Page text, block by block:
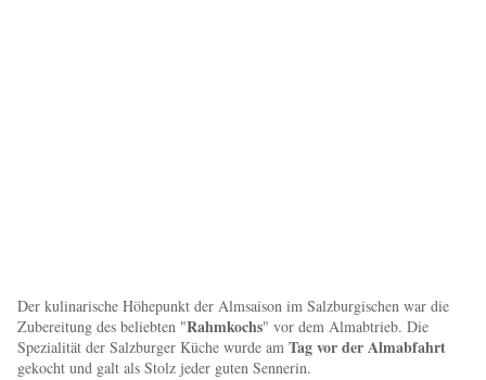
Der kulinarische Höhepunkt der Almsaison im Salzburgischen war die
Zubereitung des beliebten "Rahmkochs" vor dem Almabtrieb. Die
Spezialität der Salzburger Küche wurde am Tag vor der Almabfahrt
gekocht und galt als Stolz jeder guten Sennerin.